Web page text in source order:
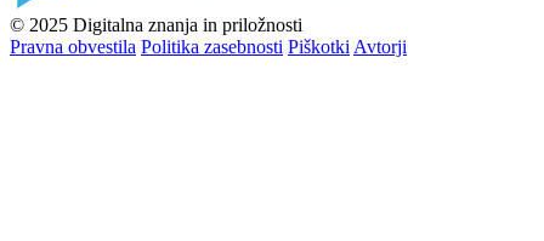
© 2025 Digitalna znanja in priložnosti
Pravna obvestila Politika zasebnosti Piškotki Avtorji